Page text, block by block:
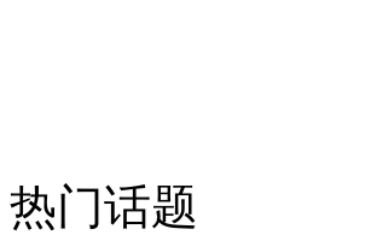
热门话题